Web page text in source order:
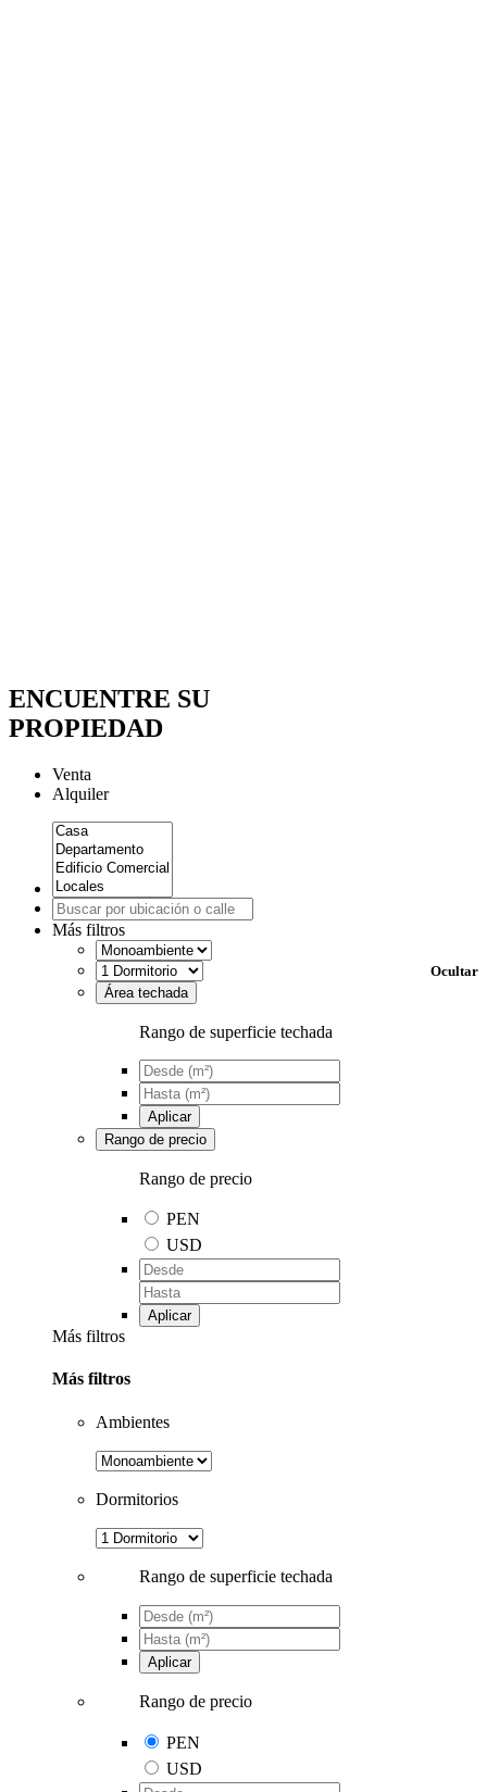
ENCUENTRE SU
PROPIEDAD
Venta
Alquiler
Más filtros
Área techada
Rango de superficie techada
Aplicar
Rango de precio
Rango de precio
PEN
USD
Aplicar
Ocultar
Más filtros
Más filtros
Ambientes
Dormitorios
Rango de superficie techada
Aplicar
Rango de precio
PEN
USD